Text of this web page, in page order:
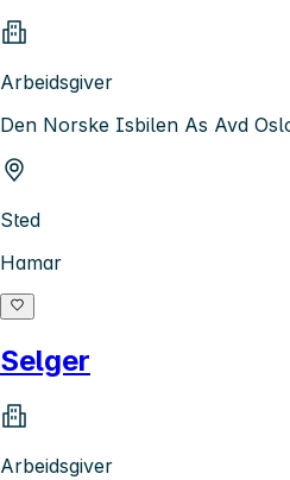
Arbeidsgiver
Den Norske Isbilen As Avd
Sted
Hamar
Selger
Arbeidsgiver